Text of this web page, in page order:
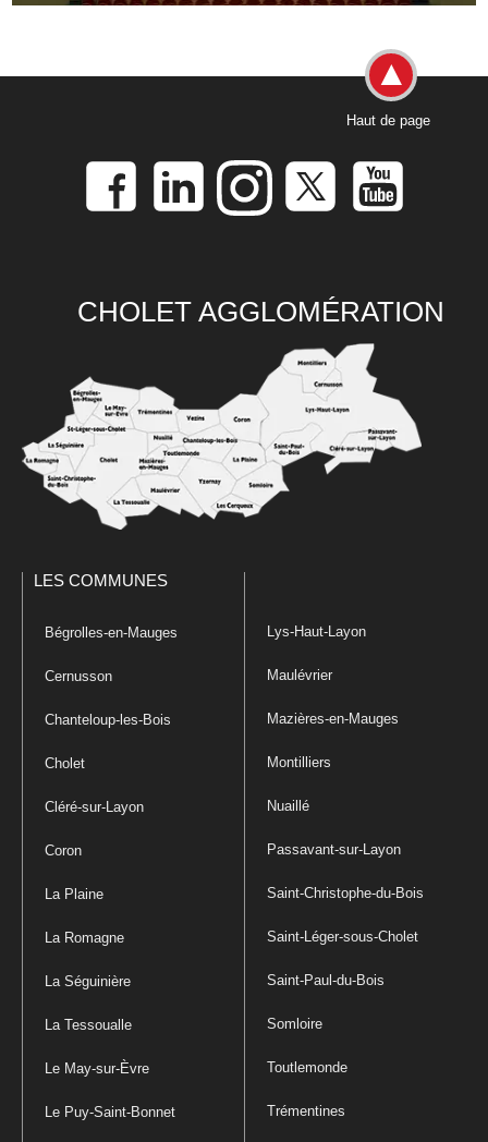
Haut de page
CHOLET AGGLOMÉRATION
LES COMMUNES
Bégrolles-en-Mauges
Cernusson
Chanteloup-les-Bois
Cholet
Cléré-sur-Layon
Coron
La Plaine
La Romagne
La Séguinière
La Tessoualle
Le May-sur-Èvre
Le Puy-Saint-Bonnet
Lys-Haut-Layon
Maulévrier
Mazières-en-Mauges
Montilliers
Nuaillé
Passavant-sur-Layon
Saint-Christophe-du-Bois
Saint-Léger-sous-Cholet
Saint-Paul-du-Bois
Somloire
Toutlemonde
Trémentines